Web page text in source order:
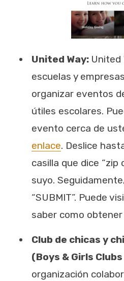
United Way: United
escuelas y
organizar eventos
útiles escolares.
evento cerca de
enlace. Deslice
casilla que dice “zip
suyo.
“SUBMIT”. Puede
saber como
Club de chicas y
(Boys & Girls
organización